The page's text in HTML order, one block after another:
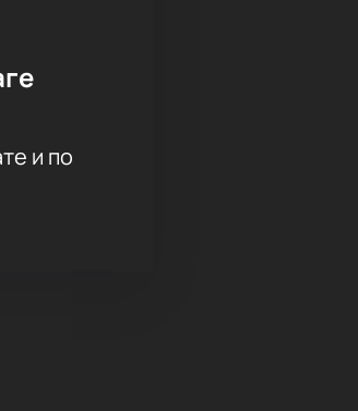
и по